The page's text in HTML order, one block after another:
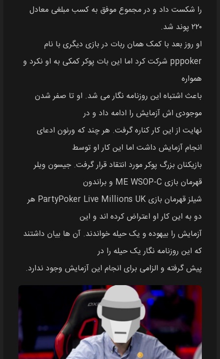
را شکست داد و در مجموع موفق به کسب مبلغی معادل
۲۲۰ پوند شد.
او روز بعد با کمک همان ربات در بازی دیگری با نام
pppoker شرکت کرد اما این بات پوکر کمکی به او نکرد و
همواره
باعث اشتباه این روزنامه نگار می شد. او تا صفر شدن
موجودی اش آزمایش را ادامه داد و در
نهایت از این کار کناره گرفت. هر چند که ورنون ادعای
انجام آزمایش داشت اما این کار او توسط
بازیکنان بزرگ پوکر مورد انتقاد قرار گرفت. جیسون ویلر
قهرمان بازی ME WSOP-C و براندون
شیلز قهرمان بازی PartyPoker Live Millions UK هر
دو به این کار او اعتراض کرده اند و این
آزمایش را بیهوده و یک حیله خواندند. آن ها بیان داشتند
که این روزنامه نگار یک حیله را در
پیش گرفته و الزامی برای انجام این آزمایش وجود ندارد.